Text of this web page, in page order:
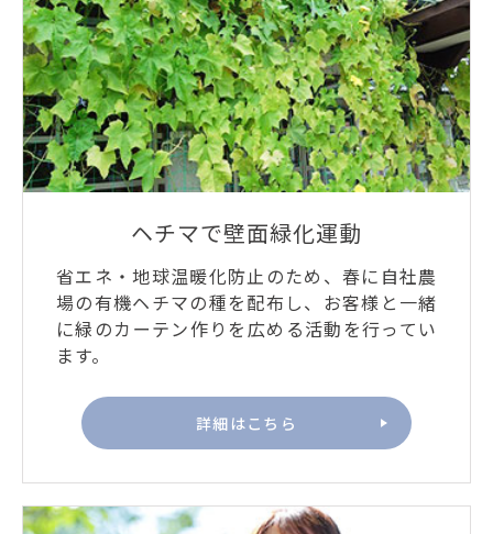
ヘチマで壁面緑化運動
省エネ・地球温暖化防止のため、春に自社農
場の有機ヘチマの種を配布し、お客様と一緒
に緑のカーテン作りを広める活動を行ってい
ます。
詳細はこちら